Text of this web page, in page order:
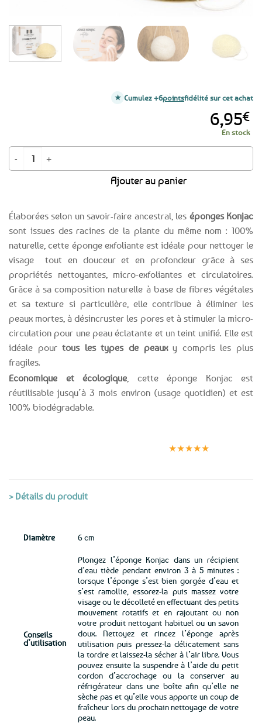
Élaborées selon un savoir-faire ancestral, les éponges Konjac
sont issues des racines de la plante du même nom : 100%
naturelle, cette éponge exfoliante est idéale pour nettoyer le
visage tout en douceur et en profondeur grâce à ses
propriétés nettoyantes, micro-exfoliantes et circulatoires.
Grâce à sa composition naturelle à base de fibres végétales
et sa texture si particulière, elle contribue à éliminer les
peaux mortes, à désincruster les pores et à stimuler la micro-
circulation pour une peau éclatante et un teint unifié. Elle est
idéale pourtous les types de peauxy compris les plus
fragiles.
Economique et écologique, cette éponge Konjac est
réutilisable jusqu’à 3 mois environ (usage quotidien) et est
100% biodégradable.
6,95€
En stock
quantité de Éponge Konjac exfoliante 100% naturelle - Tous types de
Ajouter au panier
Cumulez +6pointsfidélité sur cet achat
★★★★★
> Détails du produit
Diamètre 6 cm
Conseils
d’utilisation
Plongez l’éponge Konjac dans un récipient
d’eau tiède pendant environ 3 à 5 minutes :
lorsque l’éponge s’est bien gorgée d’eau et
s’est ramollie, essorez-la puis massez votre
visage ou le décolleté en effectuant des petits
mouvement rotatifs et en rajoutant ou non
votre produit nettoyant habituel ou un savon
doux. Nettoyez et rincez l’éponge après
utilisation puis pressez-la délicatement sans
la tordre et laissez-la sécher à l’air libre. Vous
pouvez ensuite la suspendre à l’aide du petit
cordon d’accrochage ou la conserver au
réfrigérateur dans une boîte afin qu’elle ne
sèche pas et qu’elle vous apporte un coup de
fraîcheur lors du prochain nettoyage de votre
peau.